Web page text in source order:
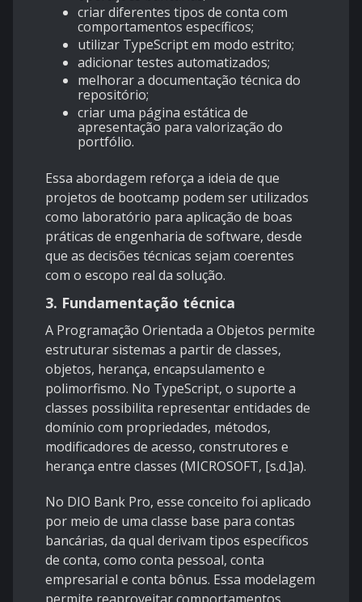
criar diferentes tipos de conta com
comportamentos específicos;
utilizar TypeScript em modo estrito;
adicionar testes automatizados;
melhorar a documentação técnica do
repositório;
criar uma página estática de
apresentação para valorização do
portfólio.
Essa abordagem reforça a ideia de que
projetos de bootcamp podem ser utilizados
como laboratório para aplicação de boas
práticas de engenharia de software, desde
que as decisões técnicas sejam coerentes
com o escopo real da solução.
3. Fundamentação técnica
A Programação Orientada a Objetos permite
estruturar sistemas a partir de classes,
objetos, herança, encapsulamento e
polimorfismo. No TypeScript, o suporte a
classes possibilita representar entidades de
domínio com propriedades, métodos,
modificadores de acesso, construtores e
herança entre classes (MICROSOFT, [s.d.]a).
No DIO Bank Pro, esse conceito foi aplicado
por meio de uma classe base para contas
bancárias, da qual derivam tipos específicos
de conta, como conta pessoal, conta
empresarial e conta bônus. Essa modelagem